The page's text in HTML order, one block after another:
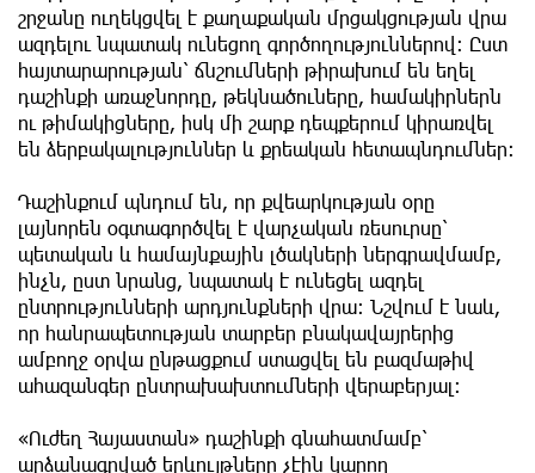
շրջանը ուղեկցվել է քաղաքական մրցակցության վրա
ազդելու նպատակ ունեցող գործողություններով։ Ըստ
հայտարարության՝ ճնշումների թիրախում են եղել
դաշինքի առաջնորդը, թեկնածուները, համակիրներն
ու թիմակիցները, իսկ մի շարք դեպքերում կիրառվել
են ձերբակալություններ և քրեական հետապնդումներ։
Դաշինքում պնդում են, որ քվեարկության օրը
լայնորեն օգտագործվել է վարչական ռեսուրսը՝
պետական և համայնքային լծակների ներգրավմամբ,
ինչն, ըստ նրանց, նպատակ է ունեցել ազդել
ընտրությունների արդյունքների վրա։ Նշվում է նաև,
որ հանրապետության տարբեր բնակավայրերից
ամբողջ օրվա ընթացքում ստացվել են բազմաթիվ
ահազանգեր ընտրախախտումների վերաբերյալ։
«Ուժեղ Հայաստան» դաշինքի գնահատմամբ՝
արձանագրված երևույթները չէին կարող